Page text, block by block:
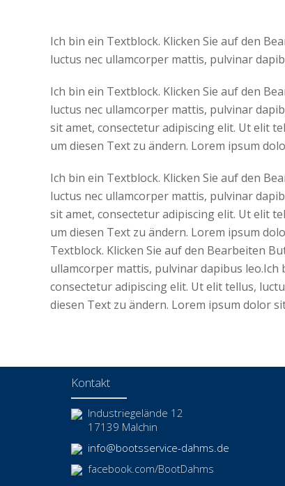
Ich bin ein Textblock. Klicken Sie auf den
luctus nec ullamcorper mattis, pulvinar
Ich bin ein Textblock. Klicken Sie auf den
luctus nec ullamcorper mattis, pulvinar
sit amet, consectetur adipiscing elit. Ut elit
um diesen Text zu ändern. Lorem ipsum
Ich bin ein Textblock. Klicken Sie auf den
luctus nec ullamcorper mattis, pulvinar
sit amet, consectetur adipiscing elit. Ut elit
um diesen Text zu ändern. Lorem ipsum
Textblock. Klicken Sie auf den Bearbeiten
ullamcorper mattis, pulvinar dapibus
consectetur adipiscing elit. Ut elit tellus,
diesen Text zu ändern. Lorem ipsum dolor
Kontakt
Industriegelände 12
17139 Malchin
info@bootsservice-dahms.de
facebook.com/BootDahms